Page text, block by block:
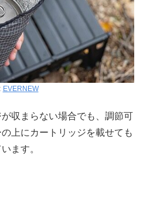
EVERNEW
収まらない場合でも、調節可
上にカートリッジを載せても
ます。